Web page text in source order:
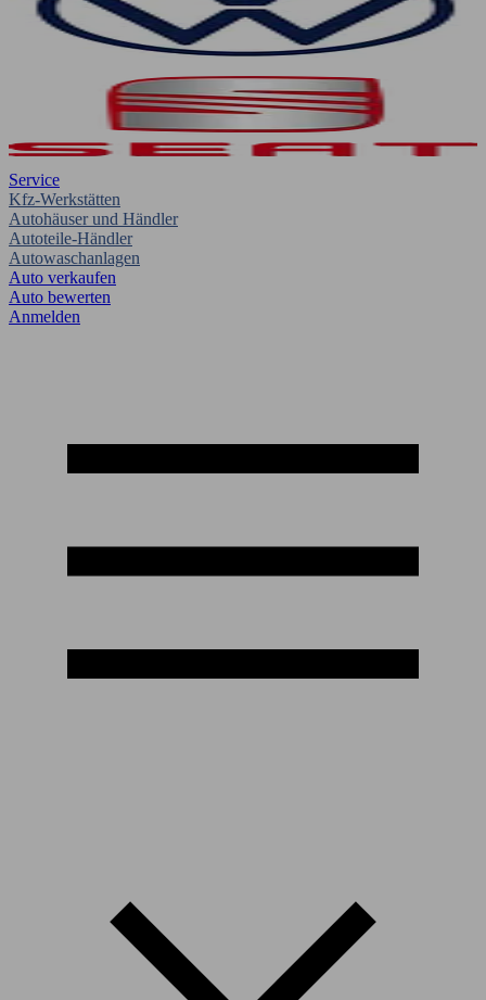
Service
Kfz-Werkstätten
Autohäuser und Händler
Autoteile-Händler
Autowaschanlagen
Auto verkaufen
Auto bewerten
Anmelden